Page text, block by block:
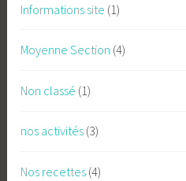
Informations site (1)
Moyenne Section (4)
Non classé (1)
nos activités (3)
Nos recettes (4)